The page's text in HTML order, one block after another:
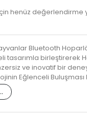
henüz değerlendirme
Bluetooth
tasarımla birleştirerek
ve inovatif bir
Eğlenceli Buluşması